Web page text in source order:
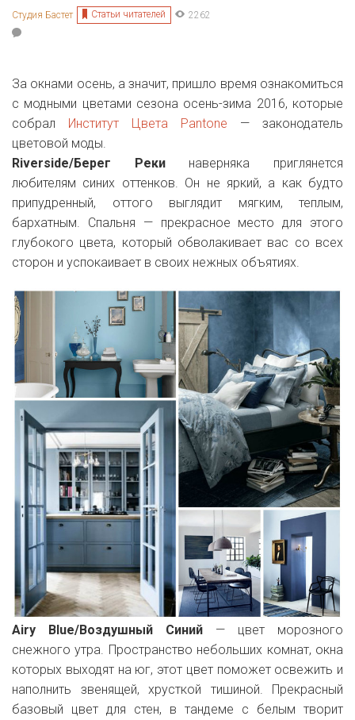
Студия Бастет Статьи читателей 2262
За окнами осень, а значит, пришло время ознакомиться
с модными цветами сезона осень-зима 2016, которые
собрал Институт Цвета Pantone — законодатель
цветовой моды.
Riverside/Берег Реки наверняка приглянется
любителям синих оттенков. Он не яркий, а как будто
припудренный, оттого выглядит мягким, теплым,
бархатным. Спальня — прекрасное место для этого
глубокого цвета, который обволакивает вас со всех
сторон и успокаивает в своих нежных объятиях.
Airy Blue/Воздушный Синий — цвет морозного
снежного утра. Пространство небольших комнат, окна
которых выходят на юг, этот цвет поможет освежить и
наполнить звенящей, хрусткой тишиной. Прекрасный
базовый цвет для стен, в тандеме с белым творит